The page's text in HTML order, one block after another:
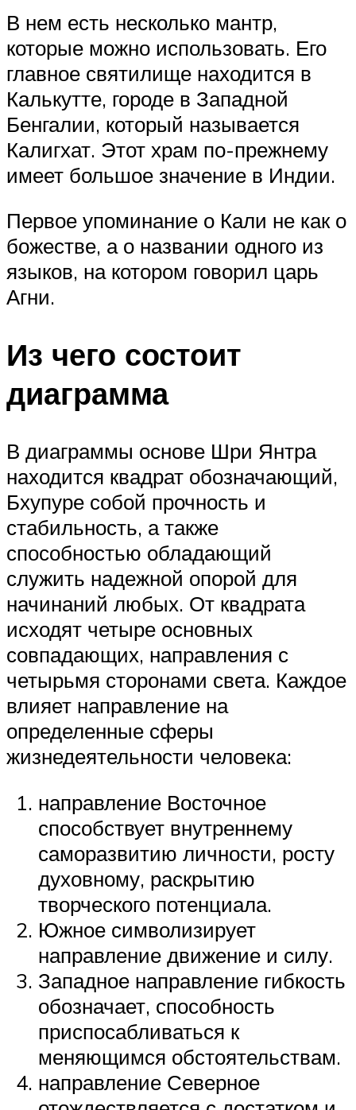
В нем есть несколько мантр,
которые можно использовать. Его
главное святилище находится в
Калькутте, городе в Западной
Бенгалии, который называется
Калигхат. Этот храм по-прежнему
имеет большое значение в Индии.
Первое упоминание о Кали не как о
божестве, а о названии одного из
языков, на котором говорил царь
Агни.
Из чего состоит
диаграмма
В диаграммы основе Шри Янтра
находится квадрат обозначающий,
Бхупуре собой прочность и
стабильность, а также
способностью обладающий
служить надежной опорой для
начинаний любых. От квадрата
исходят четыре основных
совпадающих, направления с
четырьмя сторонами света. Каждое
влияет направление на
определенные сферы
жизнедеятельности человека:
направление Восточное
способствует внутреннему
саморазвитию личности, росту
духовному, раскрытию
творческого потенциала.
Южное символизирует
направление движение и силу.
Западное направление гибкость
обозначает, способность
приспосабливаться к
меняющимся обстоятельствам.
направление Северное